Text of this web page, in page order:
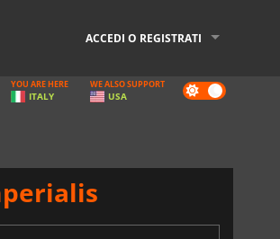
ACCEDI O REGISTRATI
Dark
mode
YOU ARE HERE
ITALY
WE ALSO SUPPORT
USA